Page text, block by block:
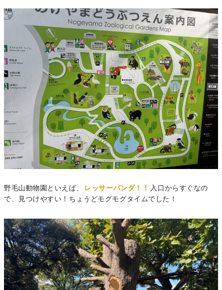
野毛山動物園といえば、 レッサーパンダ！！
入口からすぐなの
で、見つけやすい！ちょうどモグモグタイムでした！